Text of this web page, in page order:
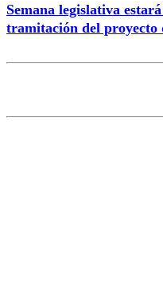
Semana legislativa
tramitación del proyecto